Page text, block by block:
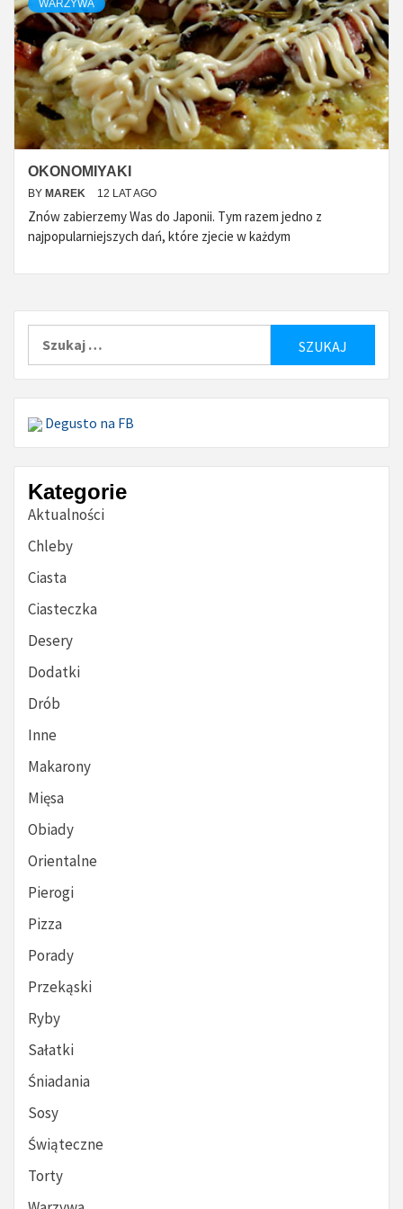
WARZYWA
OKONOMIYAKI
BY MAREK 12 LAT AGO
Znów zabierzemy Was do Japonii. Tym razem jedno z
najpopularniejszych dań, które zjecie w każdym
Degusto na FB
Kategorie
Aktualności
Chleby
Ciasta
Ciasteczka
Desery
Dodatki
Drób
Inne
Makarony
Mięsa
Obiady
Orientalne
Pierogi
Pizza
Porady
Przekąski
Ryby
Sałatki
Śniadania
Sosy
Świąteczne
Torty